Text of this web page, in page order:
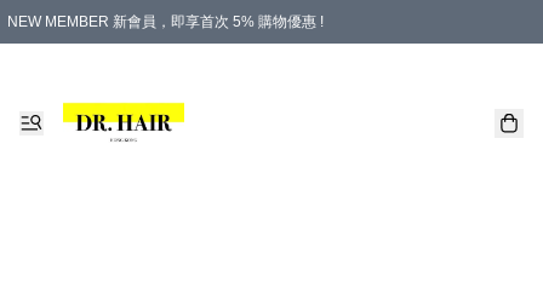
NEW MEMBER 新會員，即享首次 5% 購物優惠 !